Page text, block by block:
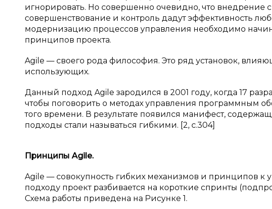
игнорировать. Но совершенно очевидно, что внедрение
совершенствование и контроль дадут эффективность
модернизацию процессов управления необходимо
принципов проекта.
Agile — своего рода философия. Это ряд установок,
использующих.
Данный подход Agile зародился в 2001 году, когда 17
чтобы поговорить о методах управления программным
того времени. В результате появился манифест,
подходы стали называться гибкими. [2, с.304]
Принципы Agile.
Agile — совокупность гибких механизмов и принципов к
подходу проект разбивается на короткие спринты
Схема работы приведена на Рисунке 1.